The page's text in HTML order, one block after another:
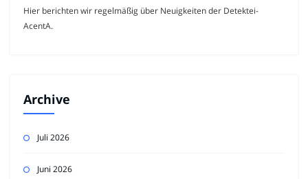
Hier berichten wir regelmäßig über Neuigkeiten der Detektei-
AcentA.
Archive
Juli 2026
Juni 2026